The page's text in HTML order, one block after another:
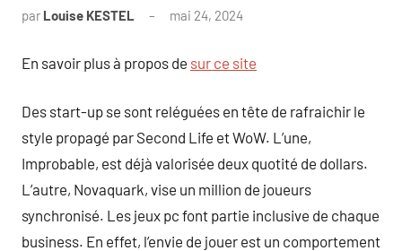
par Louise KESTEL mai 24, 2024
En savoir plus à propos de sur ce site
Des start-up se sont reléguées en tête de rafraichir le
style propagé par Second Life et WoW. L’une,
Improbable, est déjà valorisée deux quotité de dollars.
L’autre, Novaquark, vise un million de joueurs
synchronisé. Les jeux pc font partie inclusive de chaque
business. En effet, l’envie de jouer est un comportement